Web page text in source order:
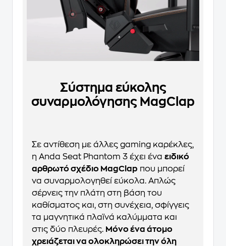
Σύστημα εύκολης
συναρμολόγησης MagClap
Σε αντίθεση με άλλες gaming καρέκλες,
η Anda Seat Phantom 3 έχει ένα ειδικό
αρθρωτό σχέδιο MagClap που μπορεί
να συναρμολογηθεί εύκολα. Απλώς
σέρνεις την πλάτη στη βάση του
καθίσματος και, στη συνέχεια, σφίγγεις
τα μαγνητικά πλαϊνά καλύμματα και
στις δύο πλευρές. Μόνο ένα άτομο
χρειάζεται να ολοκληρώσει την όλη